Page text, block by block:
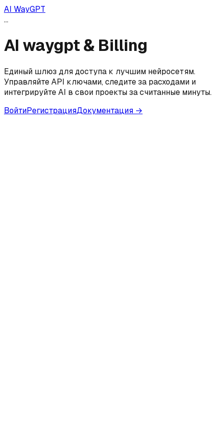
AI WayGPT
...
AI waygpt & Billing
Единый шлюз для доступа к лучшим нейросетям.
Управляйте API ключами, следите за расходами и
интегрируйте AI в свои проекты за считанные минуты.
ВойтиРегистрацияДокументация →